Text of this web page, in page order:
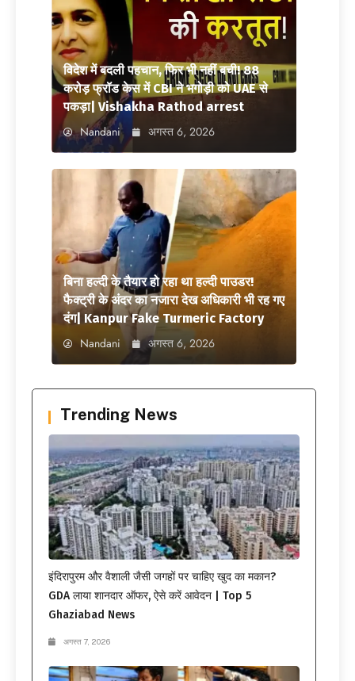
विदेश में बदली पहचान, फिर भी नहीं बची! 88
करोड़ फ्रॉड केस में CBI ने भगोड़ी को UAE से
पकड़ा| Vishakha Rathod arrest
Nandani अगस्त 6, 2026
बिना हल्दी के तैयार हो रहा था हल्दी पाउडर!
फैक्ट्री के अंदर का नजारा देख अधिकारी भी रह गए
दंग| Kanpur Fake Turmeric Factory
Nandani अगस्त 6, 2026
Trending News
इंदिरापुरम और वैशाली जैसी जगहों पर चाहिए खुद का मकान?
GDA लाया शानदार ऑफर, ऐसे करें आवेदन | Top 5
Ghaziabad News
अगस्त 7, 2026